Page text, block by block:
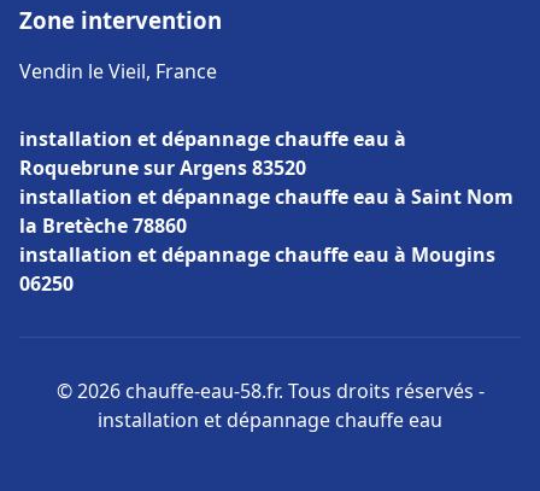
Zone intervention
Vendin le Vieil, France
installation et dépannage chauffe eau à
Roquebrune sur Argens 83520
installation et dépannage chauffe eau à Saint Nom
la Bretèche 78860
installation et dépannage chauffe eau à Mougins
06250
© 2026 chauffe-eau-58.fr. Tous droits réservés -
installation et dépannage chauffe eau